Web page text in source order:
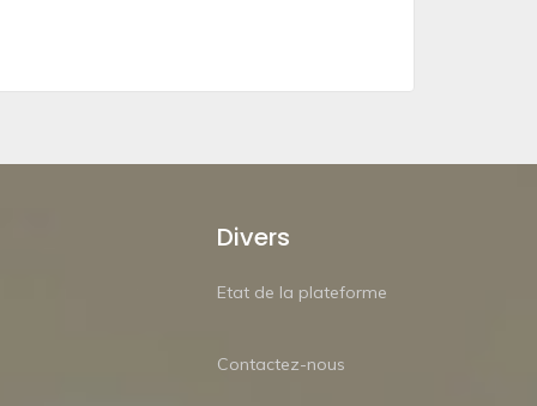
Divers
Etat de la plateforme
Contactez-nous